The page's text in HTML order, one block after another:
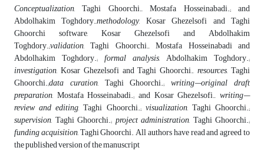
Conceptualization, Taghi Ghoorchi., Mostafa Hosseinabadi.; and
Abdolhakim Toghdory.,methodology, Kosar Ghezelsofi and Taghi
Ghoorchi software, Kosar Ghezelsofi and Abdolhakim
Toghdory.;validation, Taghi Ghoorchi., Mostafa Hosseinabadi and
Abdolhakim Toghdory.; formal analysis, Abdolhakim Toghdory.;
investigation, Kosar Ghezelsofi and Taghi Ghoorchi.,resources, Taghi
Ghoorchi.;data curation, Taghi Ghoorchi.;writing—original draft
preparation, Mostafa Hosseinabadi.; and Kosar Ghezelsofi., writing—
review and editing, Taghi Ghoorchi.; visualization, Taghi Ghoorchi.;
supervision, Taghi Ghoorchi.;project administration, Taghi Ghoorchi.;
funding acquisition, Taghi Ghoorchi. All authors have read and agreed to
the published version of the manuscript